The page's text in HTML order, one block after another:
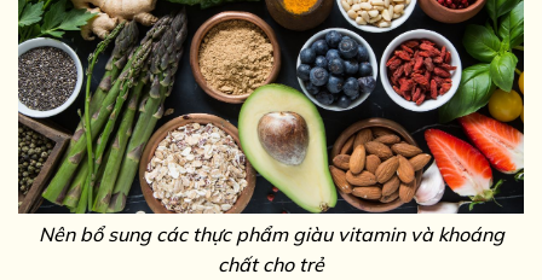
Nên bổ sung các thực phẩm giàu vitamin và khoáng
chất cho trẻ